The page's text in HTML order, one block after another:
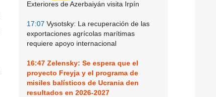
Exteriores de Azerbaiyán visita Irpín
17:07 Vysotsky: La recuperación de las
exportaciones agrícolas marítimas
requiere apoyo internacional
16:47 Zelensky: Se espera que el
proyecto Freyja y el programa de
misiles balísticos de Ucrania den
resultados en 2026-2027